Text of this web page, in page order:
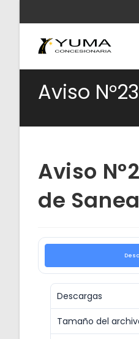
contenido
Aviso
Aviso
de
Descargas
Tamaño del